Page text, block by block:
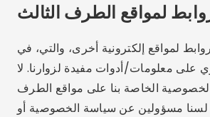
لمواقع الطرف الثالث
لدى Crismob روابط لمواقع إلكترونية أخرى، والتي، في
على معلومات/أدوات مفيدة لزوارنا. لا
الخاصة بنا على مواقع الطرف
لسنا مسؤولين عن سياسة الخصوصية أو